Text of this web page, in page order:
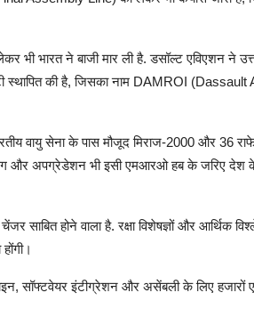
भी भारत ने बाजी मार ली है. डसॉल्ट एविएशन ने
स्थापित की है, जिसका नाम DAMROI
वायु सेना के पास मौजूद मिराज-2000 और 36
और अपग्रेडेशन भी इसी एमआरओ हब के जरिए देश के
साबित होने वाला है. रक्षा विशेषज्ञों और आर्थिक
सॉफ्टवेयर इंटीग्रेशन और असेंबली के लिए हजारों